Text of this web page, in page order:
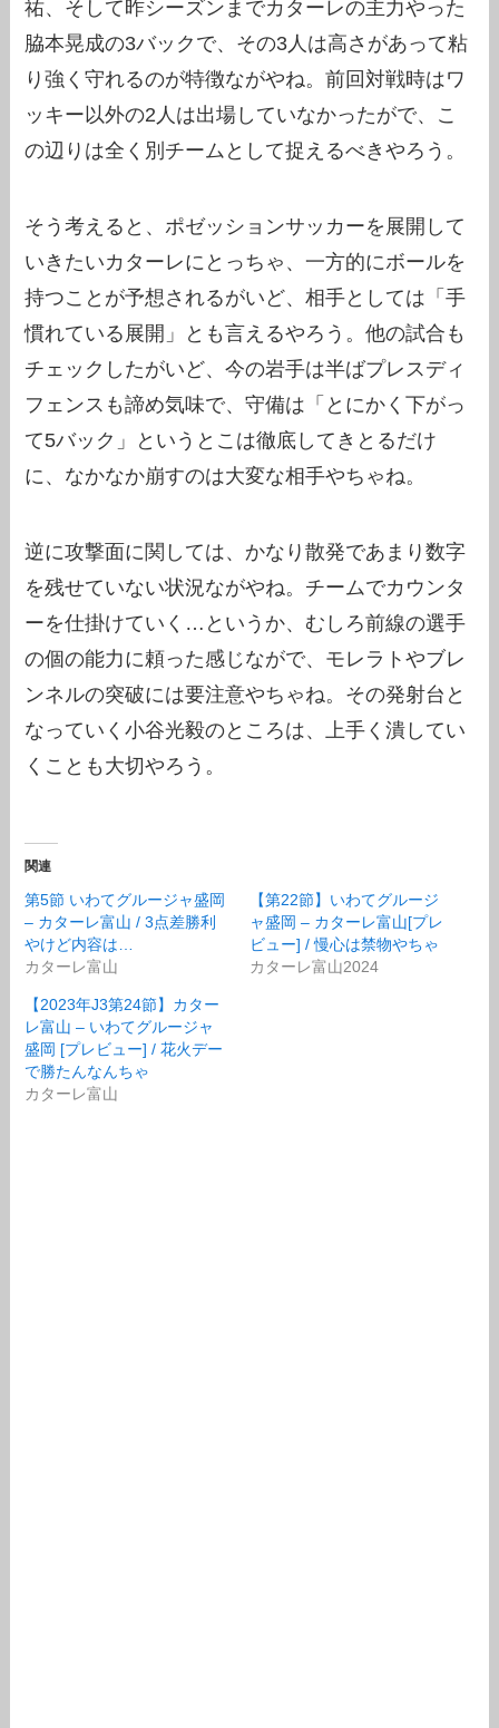
祐、そして昨シーズンまでカターレの主力やった
脇本晃成の3バックで、その3人は高さがあって粘
り強く守れるのが特徴ながやね。前回対戦時はワ
ッキー以外の2人は出場していなかったがで、こ
の辺りは全く別チームとして捉えるべきやろう。
そう考えると、ポゼッションサッカーを展開して
いきたいカターレにとっちゃ、一方的にボールを
持つことが予想されるがいど、相手としては「手
慣れている展開」とも言えるやろう。他の試合も
チェックしたがいど、今の岩手は半ばプレスディ
フェンスも諦め気味で、守備は「とにかく下がっ
て5バック」というとこは徹底してきとるだけ
に、なかなか崩すのは大変な相手やちゃね。
逆に攻撃面に関しては、かなり散発であまり数字
を残せていない状況ながやね。チームでカウンタ
ーを仕掛けていく…というか、むしろ前線の選手
の個の能力に頼った感じながで、モレラトやブレ
ンネルの突破には要注意やちゃね。その発射台と
なっていく小谷光毅のところは、上手く潰してい
くことも大切やろう。
関連
第5節 いわてグルージャ盛岡
– カターレ富山 / 3点差勝利
やけど内容は…
カターレ富山
【第22節】いわてグルージ
ャ盛岡 – カターレ富山[プレ
ビュー] / 慢心は禁物やちゃ
カターレ富山2024
【2023年J3第24節】カター
レ富山 – いわてグルージャ
盛岡 [プレビュー] / 花火デー
で勝たんなんちゃ
カターレ富山